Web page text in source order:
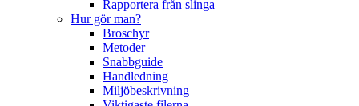
Rapportera från slinga
Hur gör man?
Broschyr
Metoder
Snabbguide
Handledning
Miljöbeskrivning